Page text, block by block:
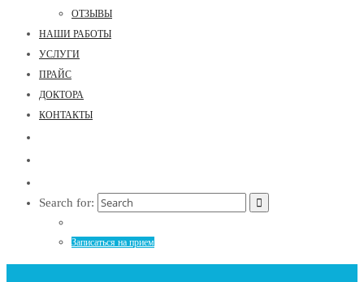
ОТЗЫВЫ
НАШИ РАБОТЫ
УСЛУГИ
ПРАЙС
ДОКТОРА
КОНТАКТЫ
Search for:
Записаться на прием